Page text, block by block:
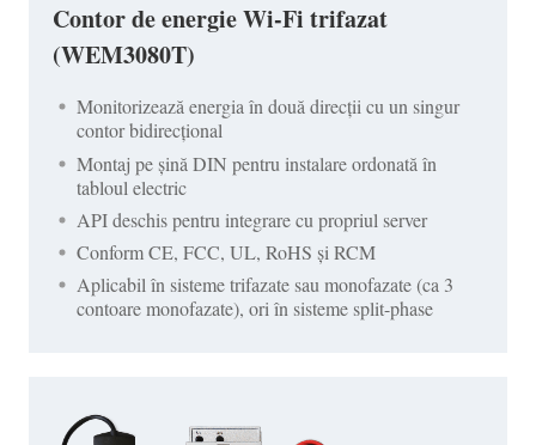
Contor de energie Wi-Fi trifazat
(WEM3080T)
Monitorizează energia în două direcții cu un singur
contor bidirecțional
Montaj pe șină DIN pentru instalare ordonată în
tabloul electric
API deschis pentru integrare cu propriul server
Conform CE, FCC, UL, RoHS și RCM
Aplicabil în sisteme trifazate sau monofazate (ca 3
contoare monofazate), ori în sisteme split-phase